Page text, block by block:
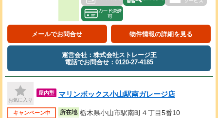
メールでお問合せ 物件情報の詳細を見る
運営会社：株式会社ストレージ王
電話でお問合せ：0120-27-4185
お気に入り
屋内型 マリンボックス小山駅南ガレージ店
キャンペーン中 所在地 栃木県小山市駅南町４丁目5番10